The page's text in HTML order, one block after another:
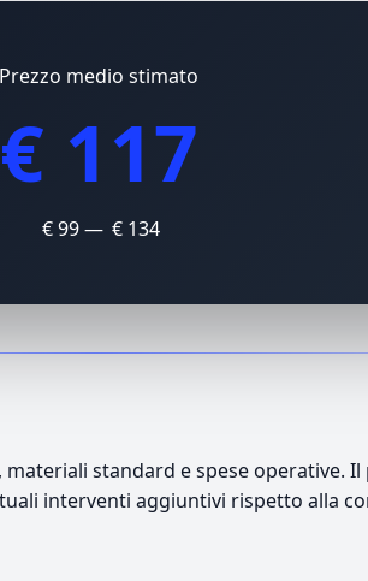
Prezzo medio stimato
€ 117
€ 99 — € 134
standard e spese operative.
interventi aggiuntivi rispetto alla